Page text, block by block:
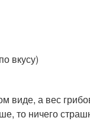
вкусу)
а вес
то ничего